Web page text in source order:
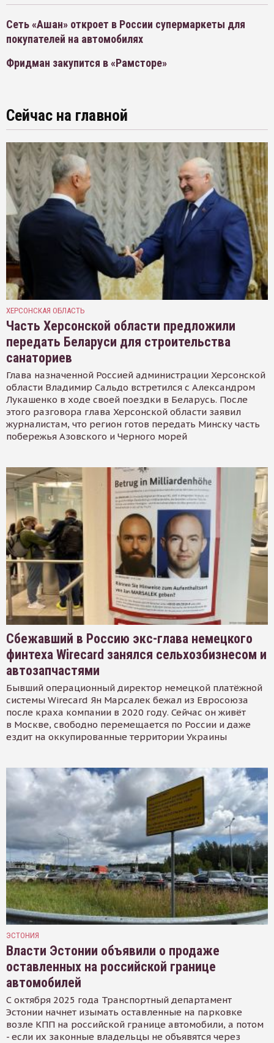
Сеть «Ашан» откроет в России супермаркеты для
покупателей на автомобилях
Фридман закупится в «Рамсторе»
Сейчас на главной
ХЕРСОНСКАЯ ОБЛАСТЬ
Часть Херсонской области предложили
передать Беларуси для строительства
санаториев
Глава назначенной Россией администрации Херсонской
области Владимир Сальдо встретился с Александром
Лукашенко в ходе своей поездки в Беларусь. После
этого разговора глава Херсонской области заявил
журналистам, что регион готов передать Минску часть
побережья Азовского и Черного морей
Сбежавший в Россию экс-глава немецкого
финтеха Wirecard занялся сельхозбизнесом и
автозапчастями
Бывший операционный директор немецкой платёжной
системы Wirecard Ян Марсалек бежал из Евросоюза
после краха компании в 2020 году. Сейчас он живёт
в Москве, свободно перемещается по России и даже
ездит на оккупированные территории Украины
ЭСТОНИЯ
Власти Эстонии объявили о продаже
оставленных на российской границе
автомобилей
С октября 2025 года Транспортный департамент
Эстонии начнет изымать оставленные на парковке
возле КПП на российской границе автомобили, а потом
- если их законные владельцы не объявятся через